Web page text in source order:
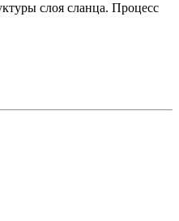
слоя сланца. Процесс